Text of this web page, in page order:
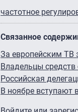
частотное
Связанное
За европейским ТВ
Владельцы средств
Российская
В ноябре вступают